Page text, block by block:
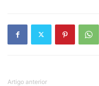
Artigo anterior